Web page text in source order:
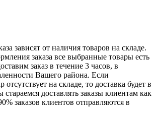
зависят от наличия товаров на складе.
заказа все выбранные товары есть
заказ в течение 3 часов, в
Вашего района. Если
отсутствует на складе, то доставка будет в
доставлять заказы клиентам как
заказов клиентов отправляются в